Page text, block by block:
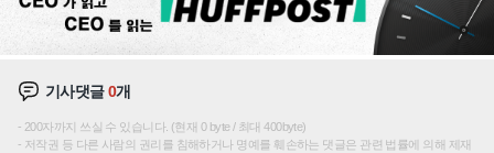
기사댓글0개
200자까지 쓰실 수 있습니다. (현재 0 byte / 최대 400byte)
저작권 등 다른 사람의 권리를 침해하거나 명예를 훼손하는 댓글은 관련 법률에 의해 제재